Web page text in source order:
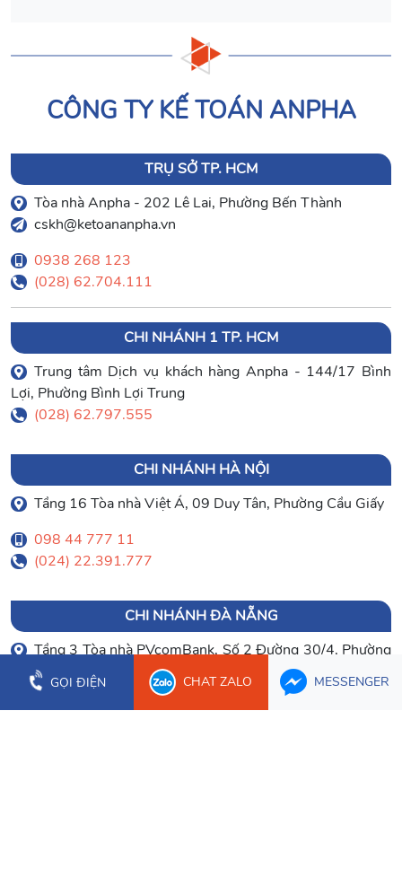
CÔNG TY KẾ TOÁN ANPHA
TRỤ SỞ TP. HCM
Tòa nhà Anpha - 202 Lê Lai, Phường Bến Thành
cskh@ketoananpha.vn
0938 268 123
(028) 62.704.111
CHI NHÁNH 1 TP. HCM
Trung tâm Dịch vụ khách hàng Anpha - 144/17 Bình
Lợi, Phường Bình Lợi Trung
(028) 62.797.555
CHI NHÁNH HÀ NỘI
Tầng 16 Tòa nhà Việt Á, 09 Duy Tân, Phường Cầu Giấy
098 44 777 11
(024) 22.391.777
CHI NHÁNH ĐÀ NẴNG
Tầng 3 Tòa nhà PVcomBank, Số 2 Đường 30/4, Phường
Hòa Cường
0903 003 779
GỌI ĐIỆN CHAT ZALO MESSENGER